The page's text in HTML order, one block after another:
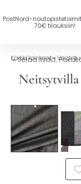
PostNord-
70€ tilauksiin!
UUTTA
YLEISKANKAAT
Kaikki kankaat»
←Selaa lisää:
▶